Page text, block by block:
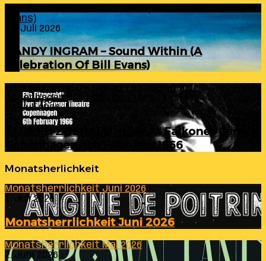
Evans)
24. Juli 2026
RANDY INGRAM – Sound Within (A
Celebration Of Bill Evans)
ELLA FITZGERALD – Live At Falkoner Centre
Copenhagen 6th February 1966
23. Juli 2026
ELLA FITZGERALD – Live At Falkoner Centre
Copenhagen 6th February 1966
Monatsherlichkeit
Monatsherrlichkeit Juni 2026
1. Juli 2026
Monatsherrlichkeit Juni 2026
Monatsherrlichkeit Mai 2026
2. Juni 2026